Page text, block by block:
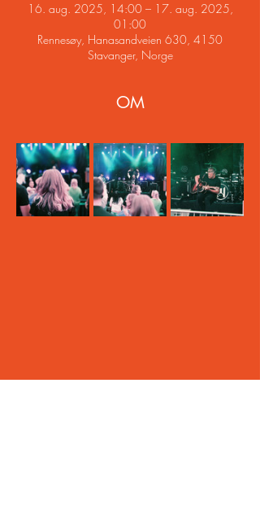
16. aug. 2025, 14:00 – 17. aug. 2025,
01:00
Rennesøy, Hanasandveien 630, 4150
Stavanger, Norge
OM